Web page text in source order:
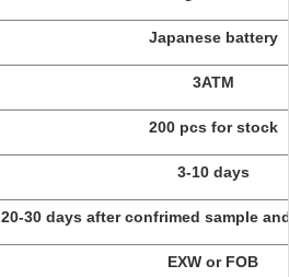
Japanese battery
3ATM
200 pcs for stock
3-10 days
20-30 days after confrimed sample
EXW or FOB